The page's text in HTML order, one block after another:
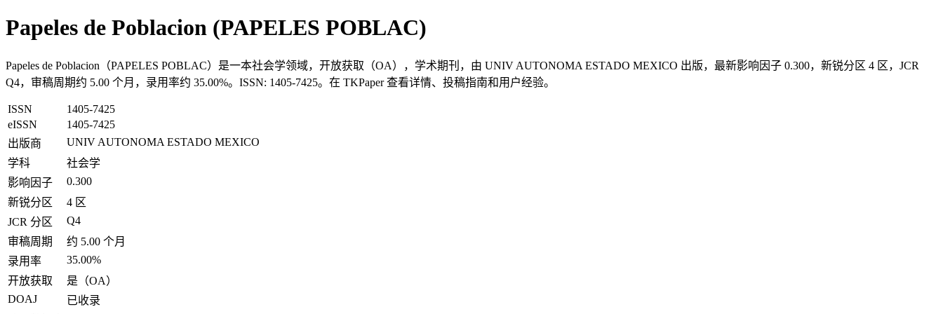
Papeles de Poblacion (PAPELES POBLAC)
Papeles de Poblacion（PAPELES POBLAC）是一本社会学领域，开放获取（OA），学术期刊，由 UNIV AUTONOMA ESTADO MEXICO 出版，最新影响因子 0.300，新锐分区 4 区，JCR
Q4，审稿周期约 5.00 个月，录用率约 35.00%。ISSN: 1405-7425。在 TKPaper 查看详情、投稿指南和用户经验。
ISSN
1405-7425
eISSN
1405-7425
出版商
UNIV AUTONOMA ESTADO MEXICO
学科
社会学
影响因子
0.300
新锐分区
4 区
JCR 分区
Q4
审稿周期
约 5.00 个月
录用率
35.00%
开放获取
是（OA）
DOAJ
已收录